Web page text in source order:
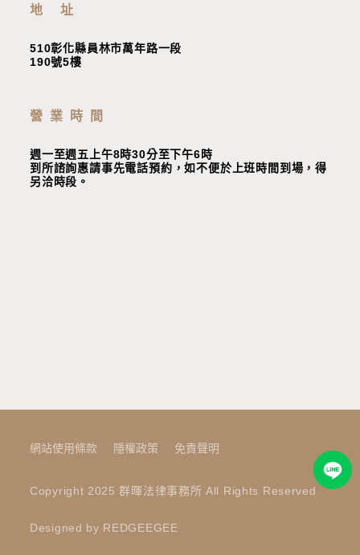
地 址
510彰化縣員林市萬年路一段
190號5樓
營業時間
週一至週五上午8時30分至下午6時
到所諮詢惠請事先電話預約，如不便於上班時間到場，得
另洽時段 。
網站使用條款 隱權政策 免責聲明
Copyright 2025 群暉法律事務所 All Rights Reserved
Designed by REDGEEGEE